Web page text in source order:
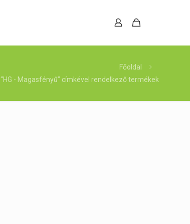
Főoldal
“HG - Magasfényű” címkével rendelkező termékek